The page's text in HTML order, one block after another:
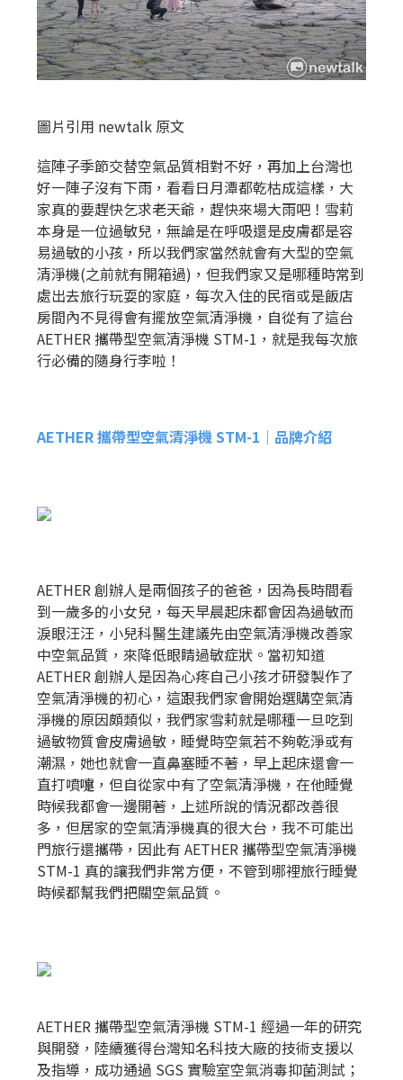
圖片引用 newtalk 原文
這陣子季節交替空氣品質相對不好，再加上台灣也
好一陣子沒有下雨，看看日月潭都乾枯成這樣，大
家真的要趕快乞求老天爺，趕快來場大雨吧！雪莉
本身是一位過敏兒，無論是在呼吸還是皮膚都是容
易過敏的小孩，所以我們家當然就會有大型的空氣
清淨機(之前就有開箱過)，但我們家又是哪種時常到
處出去旅行玩耍的家庭，每次入住的民宿或是飯店
房間內不見得會有擺放空氣清淨機，自從有了這台
AETHER 攜帶型空氣清淨機 STM-1，就是我每次旅
行必備的隨身行李啦！
AETHER 攜帶型空氣清淨機 STM-1｜品牌介紹
AETHER 創辦人是兩個孩子的爸爸，因為長時間看
到一歲多的小女兒，每天早晨起床都會因為過敏而
淚眼汪汪，小兒科醫生建議先由空氣清淨機改善家
中空氣品質，來降低眼睛過敏症狀。當初知道
AETHER 創辦人是因為心疼自己小孩才研發製作了
空氣清淨機的初心，這跟我們家會開始選購空氣清
淨機的原因頗類似，我們家雪莉就是哪種一旦吃到
過敏物質會皮膚過敏，睡覺時空氣若不夠乾淨或有
潮濕，她也就會一直鼻塞睡不著，早上起床還會一
直打噴嚏，但自從家中有了空氣清淨機，在他睡覺
時候我都會一邊開著，上述所說的情況都改善很
多，但居家的空氣清淨機真的很大台，我不可能出
門旅行還攜帶，因此有 AETHER 攜帶型空氣清淨機
STM-1 真的讓我們非常方便，不管到哪裡旅行睡覺
時候都幫我們把關空氣品質。
AETHER 攜帶型空氣清淨機 STM-1 經過一年的研究
與開發，陸續獲得台灣知名科技大廠的技術支援以
及指導，成功通過 SGS 實驗室空氣消毒抑菌測試；